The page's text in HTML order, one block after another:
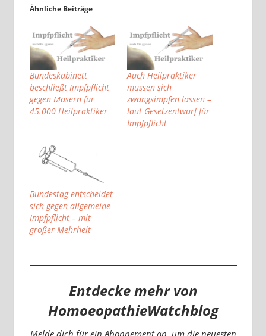
Ähnliche Beiträge
Bundeskabinett
beschließt Impfpflicht
gegen Masern für
45.000 Heilpraktiker
Auch Heilpraktiker
müssen sich
zwangsimpfen lassen –
laut Gesetzentwurf für
Impfpflicht
Bundestag entscheidet
sich gegen allgemeine
Impfpflicht – mit
großer Mehrheit
Entdecke mehr von
HomoeopathieWatchblog